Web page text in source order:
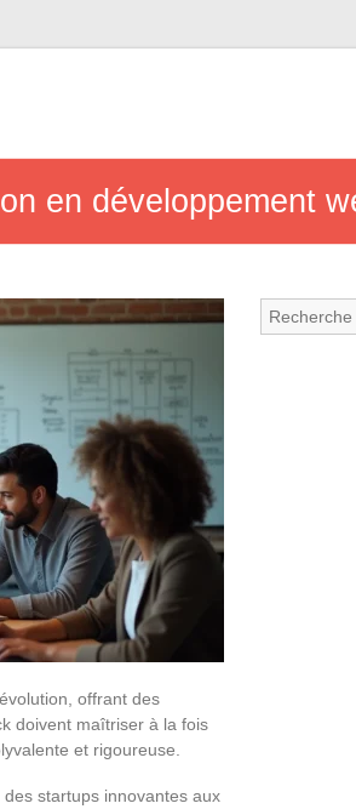
en développement
offrant des
doivent maîtriser à la fois
et rigoureuse.
startups innovantes aux